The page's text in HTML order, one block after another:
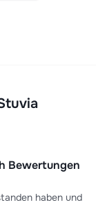
Bewertungen
haben und